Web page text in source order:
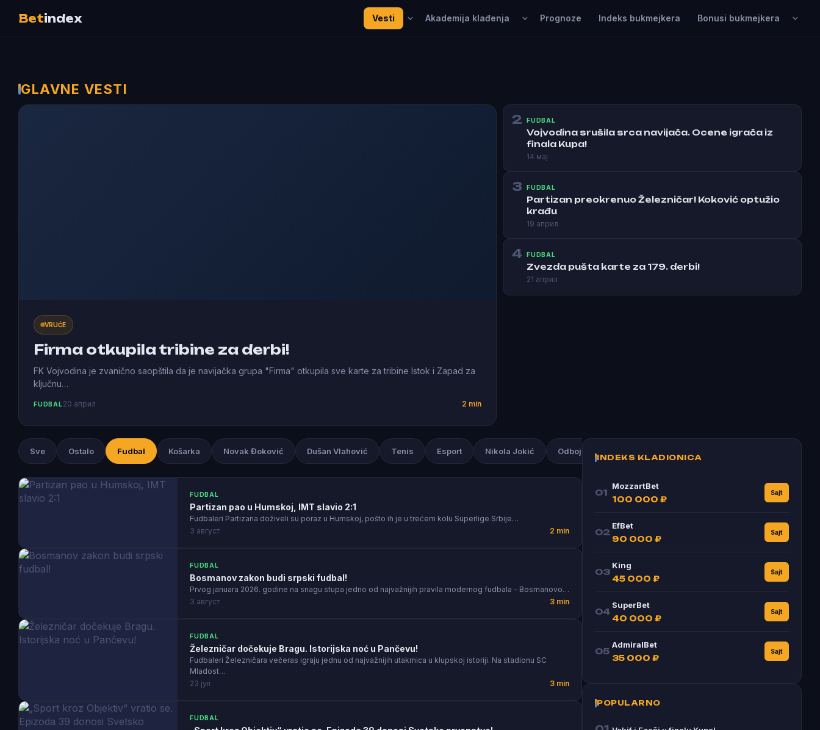
Betindex Vesti Akademija klađenja Prognoze Indeks bukmejkera Bonusi bukmejkera
GLAVNE VESTI
VRUĆE
Firma otkupila tribine za derbi!
FK Vojvodina je zvanično saopštila da je navijačka grupa "Firma" otkupila sve karte za tribine Istok i Zapad za
ključnu…
FUDBAL 20 април 2 min
2 FUDBAL
Vojvodina srušila srca navijača. Ocene igrača iz
finala Kupa!
14 мај
3 FUDBAL
Partizan preokrenuo Železničar! Koković optužio
krađu
19 април
4 FUDBAL
Zvezda pušta karte za 179. derbi!
21 април
Sve Ostalo Fudbal Košarka Novak Đoković Dušan Vlahović Tenis Esport Nikola Jokić Odbojka
FUDBAL
Partizan pao u Humskoj, IMT slavio 2:1
Fudbaleri Partizana doživeli su poraz u Humskoj, pošto ih je u trećem kolu Superlige Srbije…
3 август
2 min
FUDBAL
Bosmanov zakon budi srpski fudbal!
Prvog januara 2026. godine na snagu stupa jedno od najvažnijih pravila modernog fudbala - Bosmanovo…
3 август
3 min
FUDBAL
Železničar dočekuje Bragu. Istorijska noć u Pančevu!
Fudbaleri Železničara večeras igraju jednu od najvažnijih utakmica u klupskoj istoriji. Na stadionu SC
Mladost…
23 јул
3 min
FUDBAL
INDEKS KLADIONICA
01
MozzartBet
100 000 ₽
Sajt
02
EfBet
90 000 ₽
Sajt
03
King
45 000 ₽
Sajt
04
SuperBet
40 000 ₽
Sajt
05
AdmiralBet
35 000 ₽
Sajt
POPULARNO